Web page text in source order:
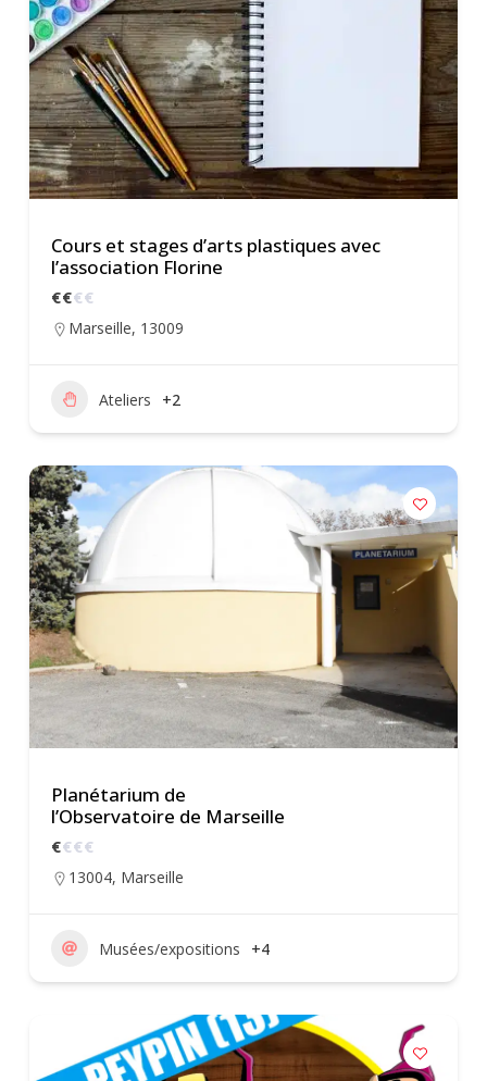
Cours et stages d’arts plastiques avec
l’association Florine
€€€€
Marseille, 13009
Ateliers +2
Planétarium de
l’Observatoire de Marseille
€€€€
13004, Marseille
Musées/expositions +4